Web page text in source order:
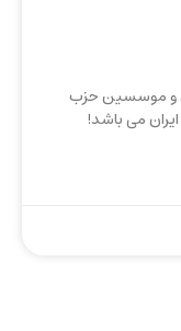
و موسسین حزب
می باشد!